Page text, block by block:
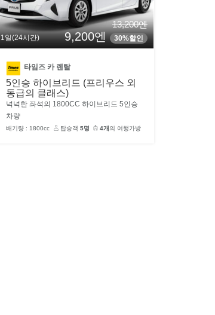
1일(24시간)
13,200엔
9,200엔 30%할인
타임즈 카 렌탈
5인승 하이브리드 (프리우스 외
동급의 클래스)
넉넉한 좌석의 1800CC 하이브리드 5인승
차량
배기량 : 1800cc 탑승객 5명 4개 의 여행가방